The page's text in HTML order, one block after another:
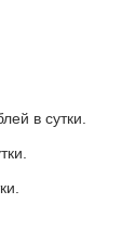
в сутки.